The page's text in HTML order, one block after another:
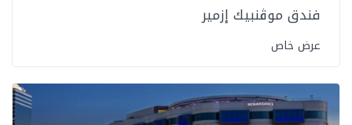
فندق موڤنبيك إزمير
عرض خاص